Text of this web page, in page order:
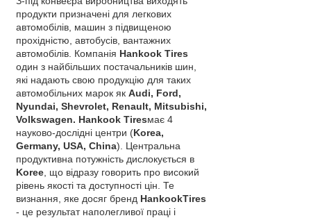
продукти призначені для легкових
автомобілів, машин з підвищеною
прохідністю, автобусів, вантажних
автомобілів. Компанія Нankook Tires
один з найбільших постачальників шин,
які надають свою продукцію для таких
автомобільних марок як Audi, Ford,
Nyundai, Shevrolet, Renault, Mitsubishi,
Volkswagen. Hankook Tiresмає 4
науково-дослідні центри (Korea,
Germany, USA, China). Центральна
продуктивна потужність дислокується в
Koree , що відразу говорить про високий
рівень якості та доступності цін. Те
визнання, яке досяг бренд НankookTires
- це результат наполегливої ​​праці і